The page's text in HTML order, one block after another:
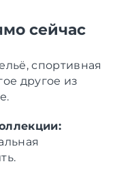
сейчас
спортивная
другое из